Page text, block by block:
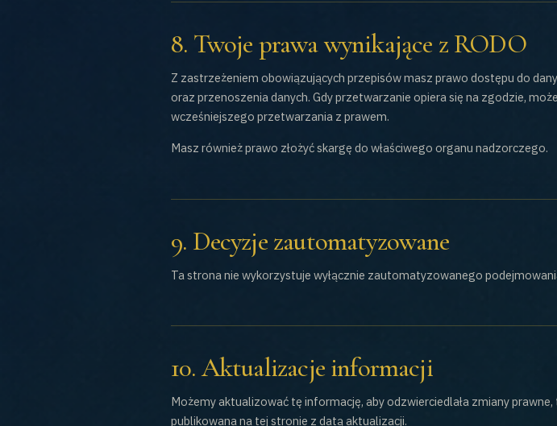
8. Twoje prawa wynikające z RODO
Z zastrzeżeniem obowiązujących przepisów masz prawo dostępu do
oraz przenoszenia danych. Gdy przetwarzanie opiera się na zgodzie,
wcześniejszego przetwarzania z prawem.
Masz również prawo złożyć skargę do właściwego organu nadzorczego.
9. Decyzje zautomatyzowane
Ta strona nie wykorzystuje wyłącznie zautomatyzowanego
10. Aktualizacje informacji
Możemy aktualizować tę informację, aby odzwierciedlała zmiany
publikowana na tej stronie z datą aktualizacji.